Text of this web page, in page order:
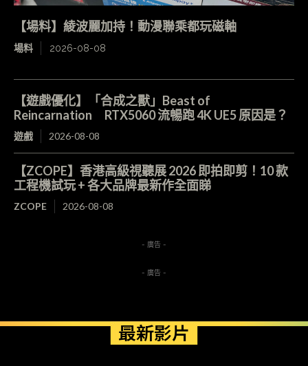
【場料】綾波麗加持！動漫聯乘都玩磁軸
場料 2026-08-08
【遊戲優化】「合成之獸」Beast of
Reincarnation RTX5060 流暢跑 4K UE5 原因是？
遊戲 2026-08-08
【ZCOPE】香港高級視聽展 2026 即拍即剪！10 款
工程機試玩 + 各大品牌最新作全面睇
ZCOPE 2026-08-08
- 廣告 -
- 廣告 -
最新影片